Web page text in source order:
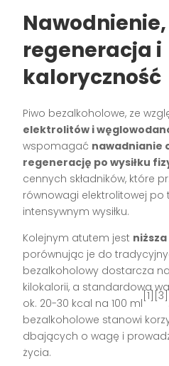
Nawodnienie,
regeneracja i
kaloryczność
Piwo bezalkoholowe, ze
elektrolitów i
wspomagać nawadnianie
regenerację po wysiłku
cennych składników, które
równowagi elektrolitowej po
intensywnym wysiłku.
Kolejnym atutem jest
porównując je do
bezalkoholowy dostarcza
kilokalorii, a standardowa
ok. 20-30 kcal na 100 ml
[1][3]
bezalkoholowe stanowi
dbających o wagę i
życia.